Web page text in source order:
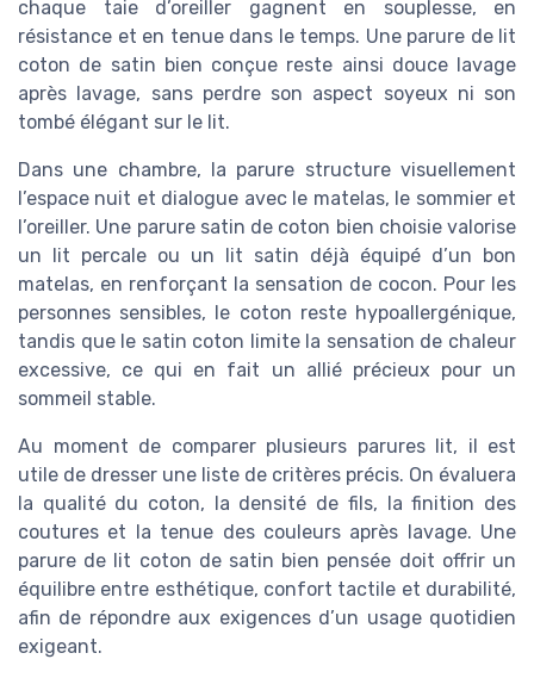
chaque taie d’oreiller gagnent en souplesse, en
résistance et en tenue dans le temps. Une parure de lit
coton de satin bien conçue reste ainsi douce lavage
après lavage, sans perdre son aspect soyeux ni son
tombé élégant sur le lit.
Dans une chambre, la parure structure visuellement
l’espace nuit et dialogue avec le matelas, le sommier et
l’oreiller. Une parure satin de coton bien choisie valorise
un lit percale ou un lit satin déjà équipé d’un bon
matelas, en renforçant la sensation de cocon. Pour les
personnes sensibles, le coton reste hypoallergénique,
tandis que le satin coton limite la sensation de chaleur
excessive, ce qui en fait un allié précieux pour un
sommeil stable.
Au moment de comparer plusieurs parures lit, il est
utile de dresser une liste de critères précis. On évaluera
la qualité du coton, la densité de fils, la finition des
coutures et la tenue des couleurs après lavage. Une
parure de lit coton de satin bien pensée doit offrir un
équilibre entre esthétique, confort tactile et durabilité,
afin de répondre aux exigences d’un usage quotidien
exigeant.